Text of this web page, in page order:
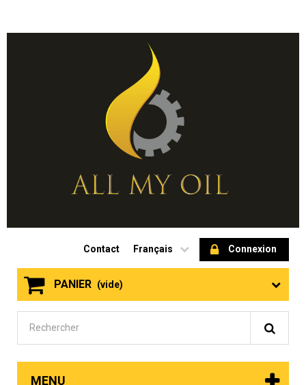
Connexion
Français
Contact
PANIER (vide)
MENU